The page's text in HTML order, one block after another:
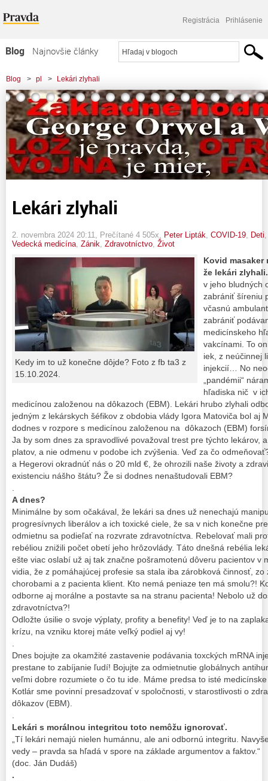
Registrácia Prihlásenie
Blog
Najnovšie články
Najčítanejšie články
Najkomentovanejšie články
Zoznam blogov
Komerčné blogy
Blog > pl > Lekári zlyhali
Lekári zlyhali
2. novembra 2024 20:11 , Prečítané 4 505x, Peter Lipták COVID-19 Deti
Vedecká medicína Zánik Zdravotníctvo Život
Kedy im to už konečne dôjde? Foto z fb ta3 z
15.10.2024.
Kovid masaker
že lekári zlyhali.
v jeho bludných
zabrániť šíreniu
včasnú
zabrániť
medicínskeho
vakcínami. To
iek, z neúčinnej
injekcií… No
„pandémii“
hľadiska nič v
medicínou založenou na dôkazoch (EBM). Lekári hrubo zlyhali
jedným z lekárskych šéfikov z obdobia vlády Igora Matoviča bol aj
dodnes v rozpore s medicínou založenou na dôkazoch (EBM)
Ja by som dnes za spravodlivé považoval trest pre týchto lekárov,
platov, a nie odmenu v podobe ich zvýšenia. Veď za čo
a Hegerovi okradnúť nás o 20 mld €, že ohrozili naše životy a
existenciu nášho štátu? Že si dodnes nenaštudovali EBM?
A dnes?
Minimálne by som očakával, že lekári sa dnes už nenechajú
progresívnych liberálov a ich toxické ciele, že sa v nich konečne
odmietnu sa podieľať na rozvrate zdravotníctva. Rebelovať mali
rebéliou znižili počet obetí jeho hrôzovlády. Táto dnešná rebélia
ešte viac oslabí už aj tak značne pošramotenú dôveru pacientov v
vidia, že z pomáhajúcej profesie sa stala iba zárobková činnosť,
chorobami a z pacienta klient. Kto nemá peniaze ten má smolu?!
odborne aj morálne a postavte sa na stranu pacienta! Nebolo už
zdravotníctva?!
Odložte úsilie o svoje výplaty, profity a benefity! Veď je to na
krízu, na vzniku ktorej máte veľký podiel aj vy!
Dnes bojujte za okamžité zastavenie podávania toxckých mRNA
prestane to zabíjanie ľudí! Bojujte za odmietnutie globálnych
veľmi dobre rozumiete o čo tu ide. Máme predsa to isté
Kotlár sme povinní presadzovať v spoločnosti, v starostlivosti o
dôkazov (EBM).
Lekári s morálnou integritou toto nemôžu ignorovať.
„Tí lekári nemajú nielen humánnu, ale ani odbornú integritu.
vedy – pravda sa hľadá v spore na základe argumentov a faktov.“
(doc. Ján Dudáš)
.